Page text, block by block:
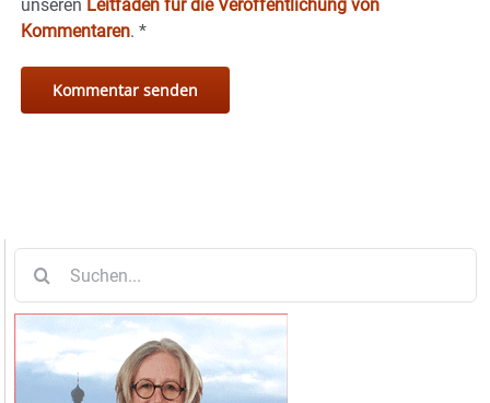
unseren Leitfaden für die Veröffentlichung von
Kommentaren. *
nach: